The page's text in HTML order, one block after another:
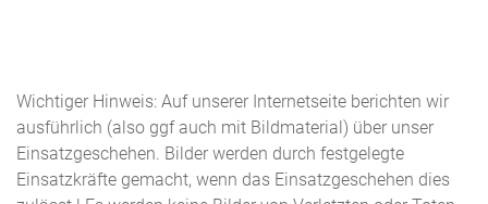
Wichtiger Hinweis: Auf unserer Internetseite berichten wir
ausführlich (also ggf auch mit Bildmaterial) über unser
Einsatzgeschehen. Bilder werden durch festgelegte
Einsatzkräfte gemacht, wenn das Einsatzgeschehen dies